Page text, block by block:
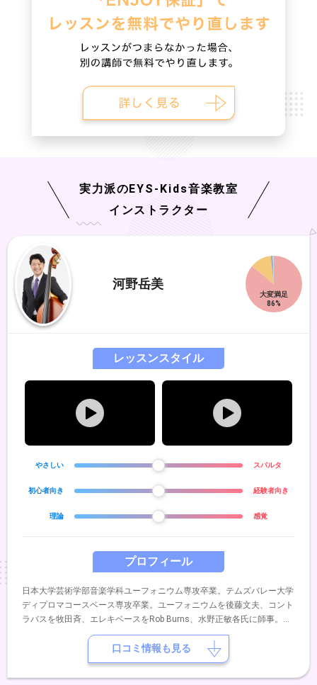
実力派のEYS-Kids音楽教室
インストラクター
河野岳美
プロフィール
日本大学芸術学部音楽学科ユーフォニウム専攻卒業。テムズバレー大学
ディプロマコースベース専攻卒業。ユーフォニウムを後藤文夫、コント
ラバスを牧田斉、エレキベースをRob Burns、水野正敏各氏に師事。年
間150本を越える膨大なステージ経験による安定感のある演奏は多くの
レッスンスタイル
やさしい スパルタ
初心者向き 経験者向き
理論 感覚
口コミ情報も見る